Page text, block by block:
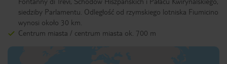
siedziby Parlamentu. Odległość od rzymskiego lotniska Fiumicino
wynosi około 30 km.
Centrum miasta / centrum miasta ok. 700 m